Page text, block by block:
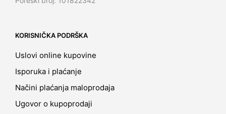
KORISNIČKA PODRŠKA
Uslovi online kupovine
Isporuka i plaćanje
Načini plaćanja maloprodaja
Ugovor o kupoprodaji